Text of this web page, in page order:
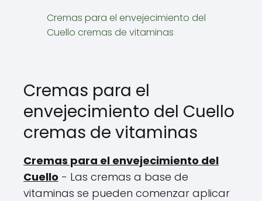
Cremas para el envejecimiento del
Cuello cremas de vitaminas
Cremas para el
envejecimiento del Cuello
cremas de vitaminas
Cremas para el envejecimiento del
Cuello - Las cremas a base de
vitaminas se pueden comenzar aplicar